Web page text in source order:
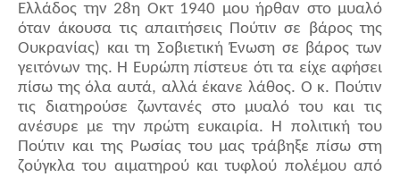
Ελλάδος την 28η Οκτ 1940 μου ήρθαν στο μυαλό
όταν άκουσα τις απαιτήσεις Πούτιν σε βάρος της
Ουκρανίας) και τη Σοβιετική Ένωση σε βάρος των
γειτόνων της. Η Ευρώπη πίστευε ότι τα είχε αφήσει
πίσω της όλα αυτά, αλλά έκανε λάθος. Ο κ. Πούτιν
τις διατηρούσε ζωντανές στο μυαλό του και τις
ανέσυρε με την πρώτη ευκαιρία. Η πολιτική του
Πούτιν και της Ρωσίας του μας τράβηξε πίσω στη
ζούγκλα του αιματηρού και τυφλού πολέμου από